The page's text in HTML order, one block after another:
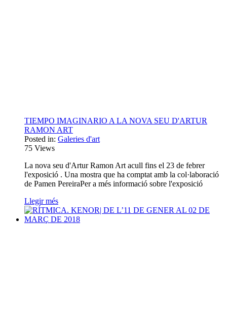
TIEMPO IMAGINARIO A LA NOVA SEU D'ARTUR
RAMON ART
Posted in: Galeries d'art
75 Views
La nova seu d'Artur Ramon Art acull fins el 23 de febrer
l'exposició . Una mostra que ha comptat amb la col·laboració
de Pamen PereiraPer a més informació sobre l'exposició
Llegir més